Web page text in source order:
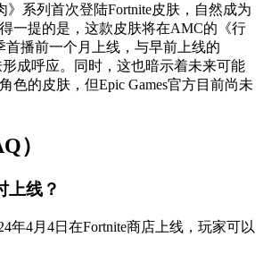
》系列首次登陆Fortnite皮肤，自然成为
一提的是，这款皮肤将在AMC的《行
首播前一个月上线，与早前上线的
形成呼应。同时，这也暗示着未来可能
色的皮肤，但Epic Games官方目前尚未
）
上线？
年4月4日在Fortnite商店上线，玩家可以